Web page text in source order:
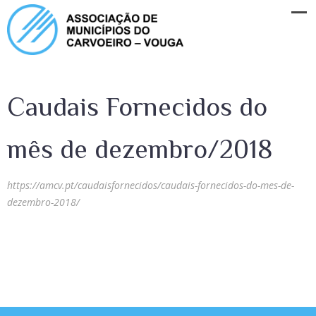
Caudais Fornecidos do
mês de dezembro/2018
https://amcv.pt/caudaisfornecidos/caudais-fornecidos-do-mes-de-
dezembro-2018/